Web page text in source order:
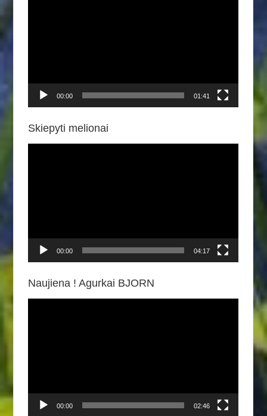
00:00 01:41
Skiepyti melionai
00:00 04:17
Naujiena ! Agurkai BJORN
00:00 02:46